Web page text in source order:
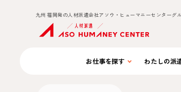
九州 福岡発の人材派遣会社アソウ・ヒューマニーセンターグ
お仕事を探す わたしの派